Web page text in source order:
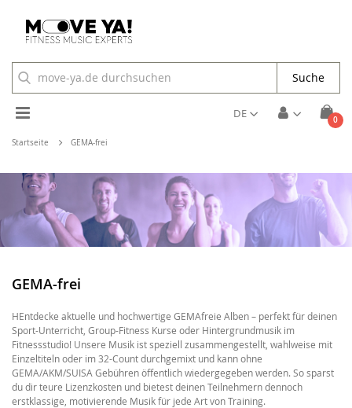
Cart
0
Toggle
Nav
DE
Suche
Startseite GEMA-frei
GEMA-frei
HEntdecke aktuelle und hochwertige GEMAfreie Alben – perfekt für deinen
Sport-Unterricht, Group-Fitness Kurse oder Hintergrundmusik im
Fitnessstudio! Unsere Musik ist speziell zusammengestellt, wahlweise mit
Einzeltiteln oder im 32-Count durchgemixt und kann ohne
GEMA/AKM/SUISA Gebühren öffentlich wiedergegeben werden. So sparst
du dir teure Lizenzkosten und bietest deinen Teilnehmern dennoch
erstklassige, motivierende Musik für jede Art von Training.